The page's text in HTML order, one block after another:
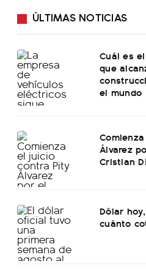
ÚLTIMAS NOTICIAS
Cuál es
que
el mundo
Álvarez
Cristian
Dólar
cuánto